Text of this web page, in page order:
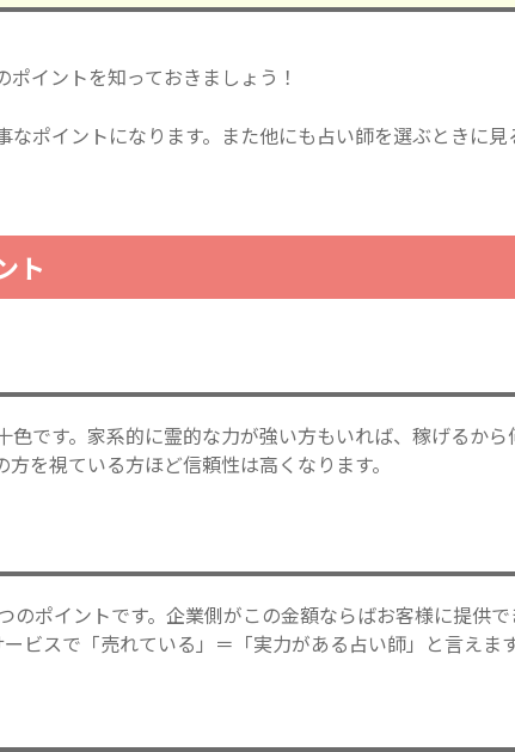
イントを知っておきましょう！
ポイントになります。また他にも占い師を選ぶときに
ト
です。家系的に霊的な力が強い方もいれば、稼げるか
を視ている方ほど信頼性は高くなります。
のポイントです。企業側がこの金額ならばお客様に提供
ビスで「売れている」＝「実力がある占い師」と言えま